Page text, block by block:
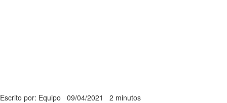
Escrito por: Equipo 09/04/2021 2 minutos